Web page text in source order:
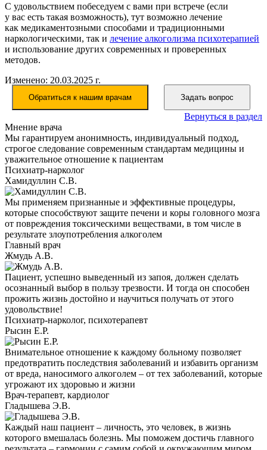
С удовольствием побеседуем с вами при встрече (если
у вас есть такая возможность), тут возможно лечение
как медикаментозными способами и традиционными
наркологическими, так и лечение алкоголизма психотерапией
и использование других современных и проверенных
методов.
Изменено: 20.03.2025 г.
Обратиться к нашим врачам Задать вопрос
Вернуться в раздел
Мнение врача
Мы гарантируем анонимность, индивидуальный подход,
строгое следование современным стандартам медицины и
уважительное отношение к пациентам
Психиатр-нарколог
Хамидуллин С.В.
Мы применяем признанные и эффективные процедуры,
которые способствуют защите печени и коры головного мозга
от повреждения токсическими веществами, в том числе в
результате злоупотребления алкоголем
Главный врач
Жмудь А.В.
Пациент, успешно выведенный из запоя, должен сделать
осознанный выбор в пользу трезвости. И тогда он способен
прожить жизнь достойно и научиться получать от этого
удовольствие!
Психиатр-нарколог, психотерапевт
Рысин Е.Р.
Внимательное отношение к каждому больному позволяет
предотвратить последствия заболеваний и избавить организм
от вреда, наносимого алкоголем – от тех заболеваний, которые
угрожают их здоровью и жизни
Врач-терапевт, кардиолог
Гладышева Э.В.
Каждый наш пациент – личность, это человек, в жизнь
которого вмешалась болезнь. Мы поможем достичь главного